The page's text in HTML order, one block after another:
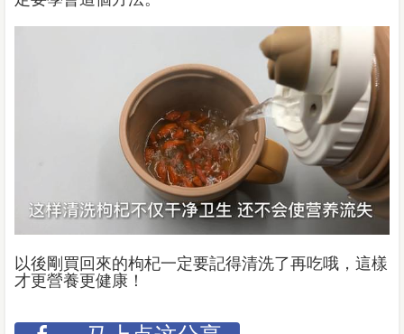
以後剛買回來的枸杞一定要記得清洗了再吃哦，這樣
才更營養更健康！